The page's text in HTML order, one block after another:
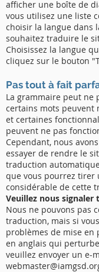
afficher une boîte de
vous utilisez une liste
choisir la langue dans
souhaitez traduire le
Choisissez la langue
cliquez sur le bouton
Pas tout à fait
La grammaire peut ne
certains mots peuvent
et certaines
peuvent ne pas
Cependant, nous
essayer de rendre le
traduction
que vous pourrez tirer
considérable de cette
Veuillez nous signaler
Nous ne pouvons pas
traduction, mais si
problèmes de mise en
en anglais qui
veuillez envoyer un e-